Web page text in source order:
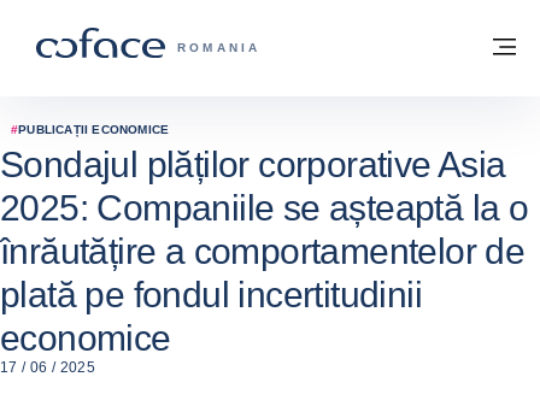
COFACE FOR TRADE - WEBSITE GRUP
ROMANIA
Înapoi la pagina de start
#PUBLICAȚII ECONOMICE
Sondajul plăților corporative Asia
2025: Companiile se așteaptă la o
înrăutățire a comportamentelor de
plată pe fondul incertitudinii
economice
17 / 06 / 2025